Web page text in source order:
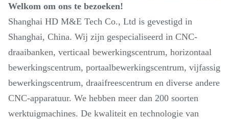
Welkom om ons te bezoeken!
Shanghai HD M&E Tech Co., Ltd is gevestigd in
Shanghai, China. Wij zijn gespecialiseerd in CNC-
draaibanken, verticaal bewerkingscentrum, horizontaal
bewerkingscentrum, portaalbewerkingscentrum, vijfassig
bewerkingscentrum, draaifreescentrum en diverse andere
CNC-apparatuur. We hebben meer dan 200 soorten
werktuigmachines. De kwaliteit en technologie van